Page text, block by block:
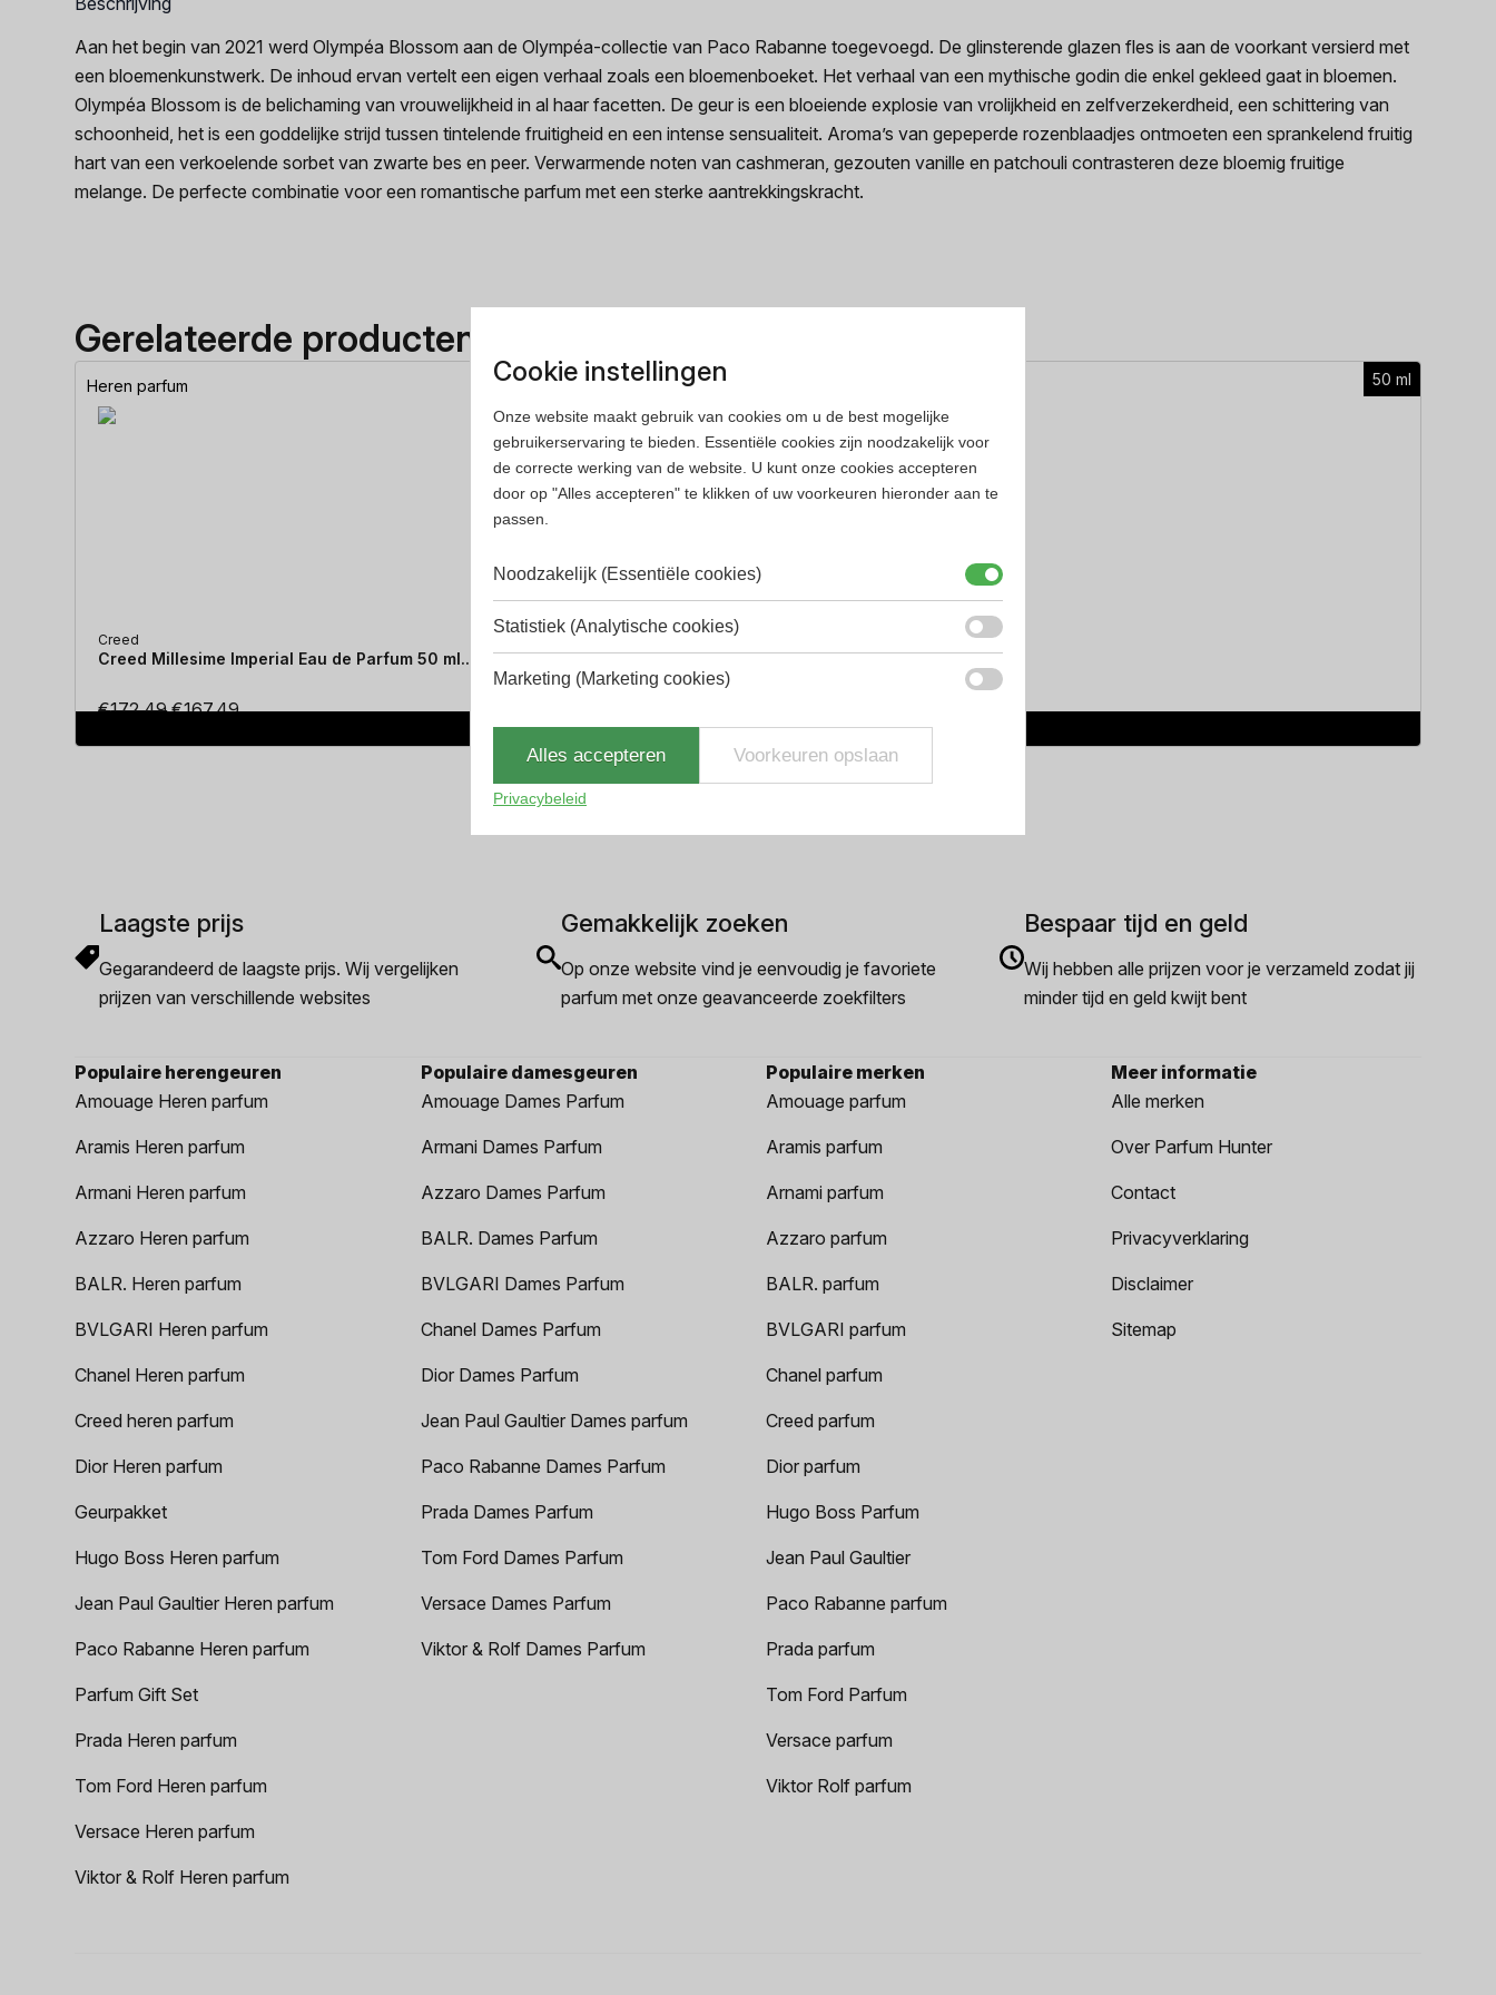
Aan het begin van 2021 werd Olympéa Blossom aan de Olympéa-collectie van Paco Rabanne toegevoegd. De glinsterende glazen fles is aan de voorkant versierd met
een bloemenkunstwerk. De inhoud ervan vertelt een eigen verhaal zoals een bloemenboeket. Het verhaal van een mythische godin die enkel gekleed gaat in bloemen.
Olympéa Blossom is de belichaming van vrouwelijkheid in al haar facetten. De geur is een bloeiende explosie van vrolijkheid en zelfverzekerdheid, een schittering van
schoonheid, het is een goddelijke strijd tussen tintelende fruitigheid en een intense sensualiteit. Aroma’s van gepeperde rozenblaadjes ontmoeten een sprankelend fruitig
hart van een verkoelende sorbet van zwarte bes en peer. Verwarmende noten van cashmeran, gezouten vanille en patchouli contrasteren deze bloemig fruitige
melange. De perfecte combinatie voor een romantische parfum met een sterke aantrekkingskracht.
Gerelateerde producten
50 ml
Heren parfum
Creed
Creed Millesime Imperial Eau de Parfum 50 ml...
€172.49Oorspronkelijke
€167.49Huidige
2.9% korting
Laagste prijs
Gegarandeerd de laagste prijs. Wij vergelijken
prijzen van verschillende websites
Gemakkelijk zoeken
Op onze website vind je eenvoudig je favoriete
parfum met onze geavanceerde zoekfilters
Bespaar tijd en geld
Wij hebben alle prijzen voor je verzameld zodat jij
minder tijd en geld kwijt bent
Populaire herengeuren
Amouage Heren parfum
Aramis Heren parfum
Armani Heren parfum
Azzaro Heren parfum
BALR. Heren parfum
BVLGARI Heren parfum
Chanel Heren parfum
Creed heren parfum
Dior Heren parfum
Geurpakket
Hugo Boss Heren parfum
Jean Paul Gaultier Heren parfum
Paco Rabanne Heren parfum
Parfum Gift Set
Prada Heren parfum
Tom Ford Heren parfum
Versace Heren parfum
Viktor & Rolf Heren parfum
Populaire damesgeuren
Amouage Dames Parfum
Armani Dames Parfum
Azzaro Dames Parfum
BALR. Dames Parfum
BVLGARI Dames Parfum
Chanel Dames Parfum
Dior Dames Parfum
Jean Paul Gaultier Dames parfum
Paco Rabanne Dames Parfum
Prada Dames Parfum
Tom Ford Dames Parfum
Versace Dames Parfum
Viktor & Rolf Dames Parfum
Populaire merken
Amouage parfum
Aramis parfum
Arnami parfum
Azzaro parfum
BALR. parfum
BVLGARI parfum
Chanel parfum
Creed parfum
Dior parfum
Hugo Boss Parfum
Jean Paul Gaultier
Paco Rabanne parfum
Prada parfum
Tom Ford Parfum
Versace parfum
Viktor Rolf parfum
Meer informatie
Alle merken
Over Parfum Hunter
Contact
Privacyverklaring
Disclaimer
Sitemap
Cookie instellingen
Onze website maakt gebruik van cookies om u de best mogelijke
gebruikerservaring te bieden. Essentiële cookies zijn noodzakelijk voor
de correcte werking van de website. U kunt onze cookies accepteren
door op "Alles accepteren" te klikken of uw voorkeuren hieronder aan te
passen.
Noodzakelijk (Essentiële cookies)
Statistiek (Analytische cookies)
Marketing (Marketing cookies)
Alles accepteren Voorkeuren opslaan
Privacybeleid